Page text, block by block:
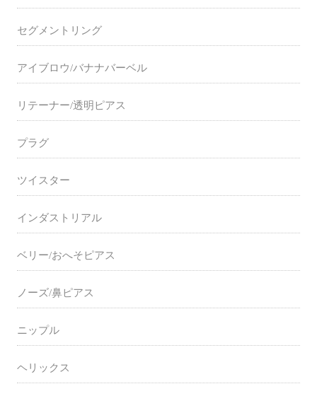
セグメントリング
アイブロウ/バナナバーベル
リテーナー/透明ピアス
プラグ
ツイスター
インダストリアル
ベリー/おへそピアス
ノーズ/鼻ピアス
ニップル
ヘリックス